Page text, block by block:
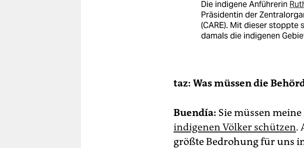
Die indigene Anführerin
Präsidentin der
(CARE). Mit dieser stoppte
damals die indigenen
taz: Was müssen die
Buendía: Sie müssen
indigenen Völker schützen.
größte Bedrohung für uns